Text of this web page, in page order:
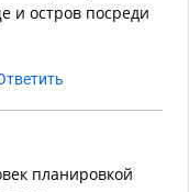
и остров посреди
планировкой